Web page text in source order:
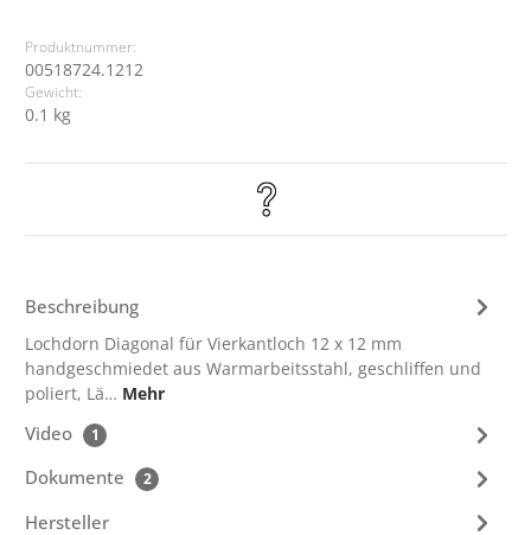
Produktnummer:
00518724.1212
Gewicht:
0.1 kg
Beschreibung
Lochdorn Diagonal für Vierkantloch 12 x 12 mm
handgeschmiedet aus Warmarbeitsstahl, geschliffen und
poliert, Lä… Mehr
Video 1
Dokumente 2
Hersteller